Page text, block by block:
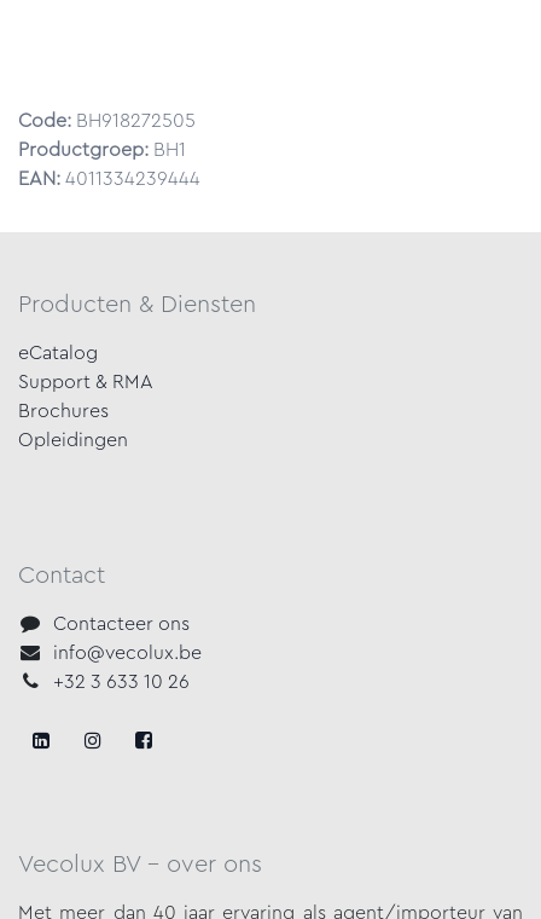
Code: BH918272505
Productgroep: BH1
EAN: 4011334239444
Producten & Diensten
eCatalog
Support & RMA
Brochures
Opleidingen
Contact
Contacteer ons
info@vecolux.be
+32 3 633 10 26
Vecolux BV - over ons
Met meer dan 40 jaar ervaring als agent/importeur van